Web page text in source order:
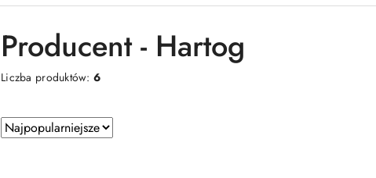
Producent - Hartog
Liczba produktów:6
Zastosowano
sortowanie:
Sortuj
według